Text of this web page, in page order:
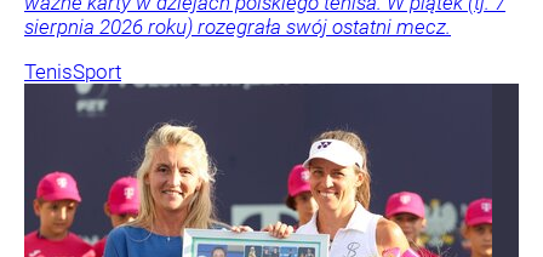
sierpnia 2026 roku) rozegrała swój ostatni mecz.
TenisSport